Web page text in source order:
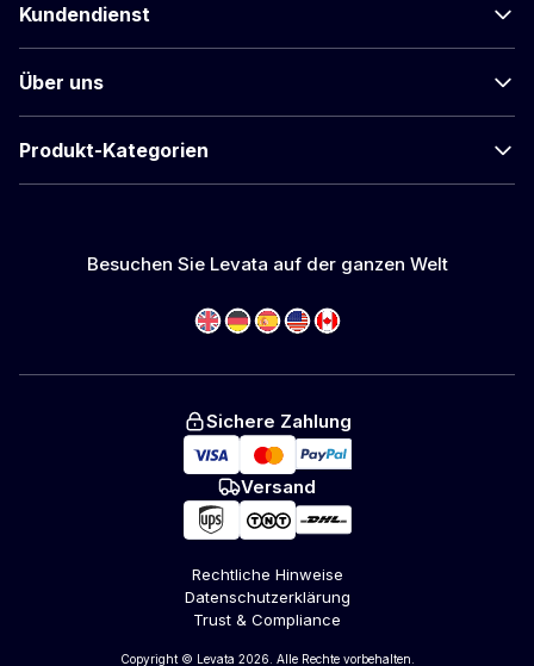
Kundendienst
Über uns
Produkt-Kategorien
Besuchen Sie Levata auf der ganzen Welt
Sichere Zahlung
Versand
Rechtliche Hinweise
Datenschutzerklärung
Trust & Compliance
Copyright © Levata 2026. Alle Rechte vorbehalten.